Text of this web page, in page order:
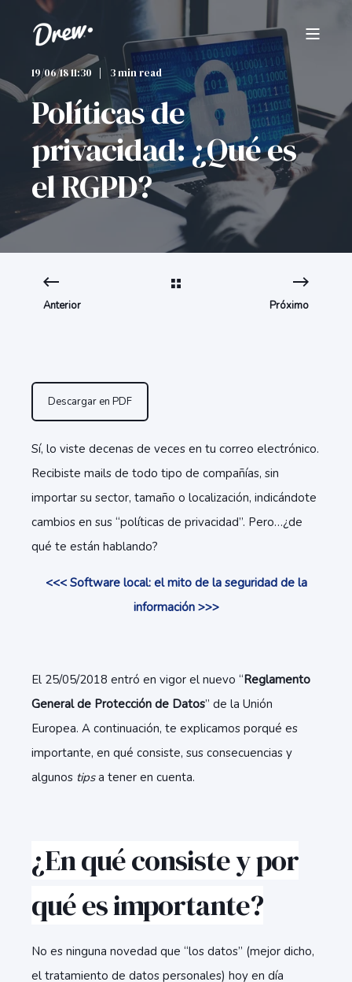
19/06/18 11:30 3 min read
Políticas de
privacidad: ¿Qué es
el RGPD?
Anterior Próximo
Descargar en PDF
Sí, lo viste decenas de veces en tu correo electrónico.
Recibiste mails de todo tipo de compañías, sin
importar su sector, tamaño o localización, indicándote
cambios en sus “políticas de privacidad”. Pero…¿de
qué te están hablando?
<<< Software local: el mito de la seguridad de la
información >>>
El 25/05/2018 entró en vigor el nuevo “Reglamento
General de Protección de Datos” de la Unión
Europea. A continuación, te explicamos porqué es
importante, en qué consiste, sus consecuencias y
algunos tipsa tener en cuenta.
¿En qué consiste y por
qué es importante?
No es ninguna novedad que “los datos” (mejor dicho,
el tratamiento de datos personales) hoy en día